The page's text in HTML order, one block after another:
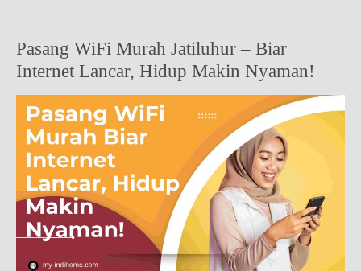
Pasang WiFi Murah Jatiluhur – Biar
Internet Lancar, Hidup Makin Nyaman!